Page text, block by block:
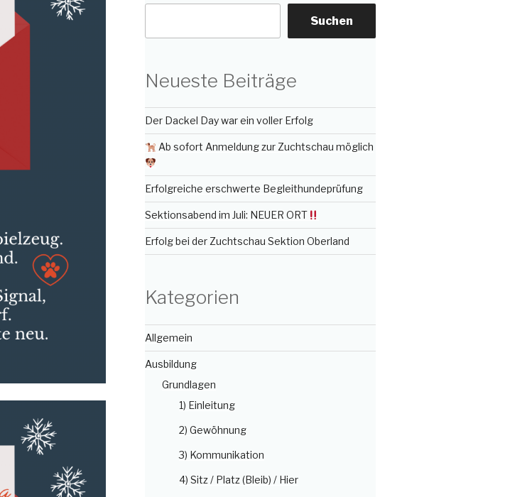
Suchen
Neueste Beiträge
Der Dackel Day war ein voller Erfolg
Ab sofort Anmeldung zur Zuchtschau möglich
Erfolgreiche erschwerte Begleithundeprüfung
Sektionsabend im Juli: NEUER ORT
Erfolg bei der Zuchtschau Sektion Oberland
Kategorien
Allgemein
Ausbildung
Grundlagen
1) Einleitung
2) Gewöhnung
3) Kommunikation
4) Sitz / Platz (Bleib) / Hier